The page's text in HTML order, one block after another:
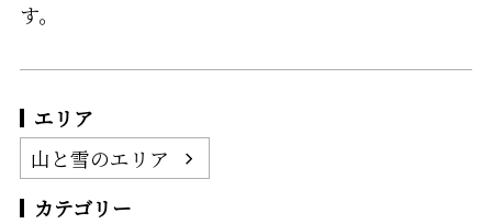
す。
エリア
山と雪のエリア
カテゴリー